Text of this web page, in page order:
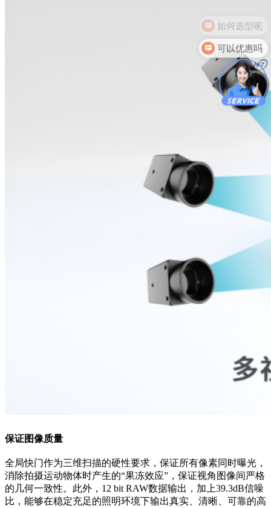
保证图像质量
全局快门作为三维扫描的硬性要求，保证所有像素同时曝光，
消除拍摄运动物体时产生的“果冻效应”，保证视角图像间严格
的几何一致性。此外，12 bit RAW数据输出，加上39.3dB信噪
比，能够在稳定充足的照明环境下输出真实、清晰、可靠的高
可以优惠吗